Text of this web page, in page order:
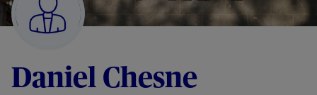
page
Daniel Chesne